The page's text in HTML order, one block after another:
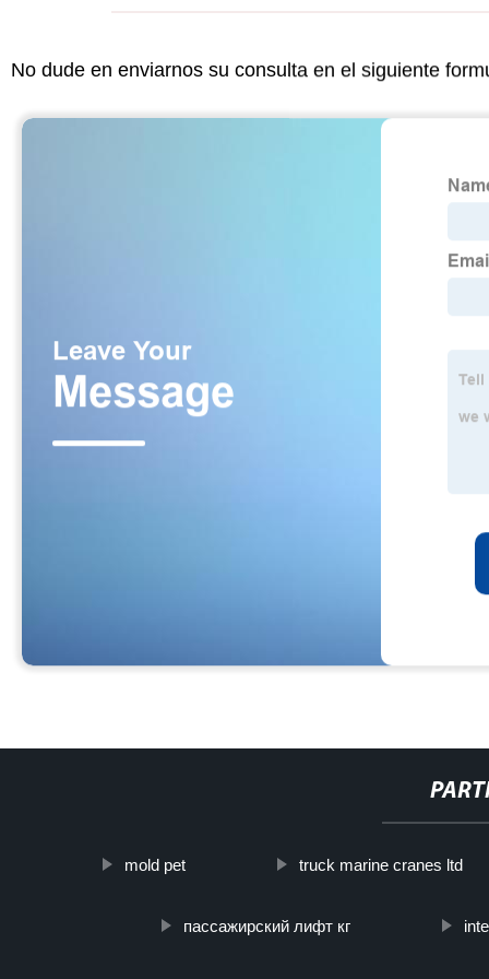
No dude en enviarnos su consulta en el siguiente
mold pet truck marine cranes ltd
пассажирский лифт кг